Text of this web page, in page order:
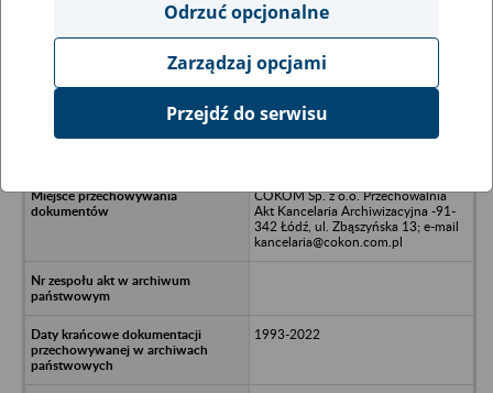
Ukryj wszystkie pozycje bazy
El-Instal Jan Drozdowski w spadku -
COKOM Sp. z o.o. Przechowalnia
Akt Kancelaria Archiwizacyjna -91-
342 Łódź, ul. Zbąszyńska 13; e-mail
kancelaria@cokon.com.pl
1993-2022
Odrzuć opcjonalne
Zarządzaj opcjami
Przejdź do serwisu